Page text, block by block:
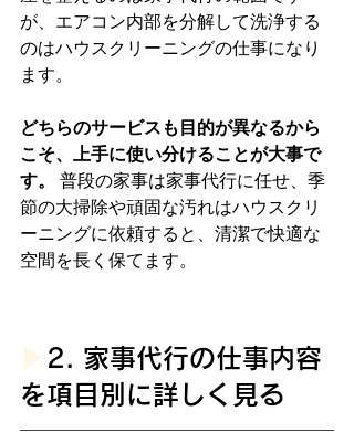
が、エアコン内部を分解して洗浄する
のはハウスクリーニングの仕事になり
ます。
どちらのサービスも目的が異なるから
こそ、上手に使い分けることが大事で
す。
普段の家事は家事代行に任せ、季
節の大掃除や頑固な汚れはハウスクリ
ーニングに依頼すると、清潔で快適な
空間を長く保てます。
▶︎ 2. 家事代行の仕事内容
を項目別に詳しく見る